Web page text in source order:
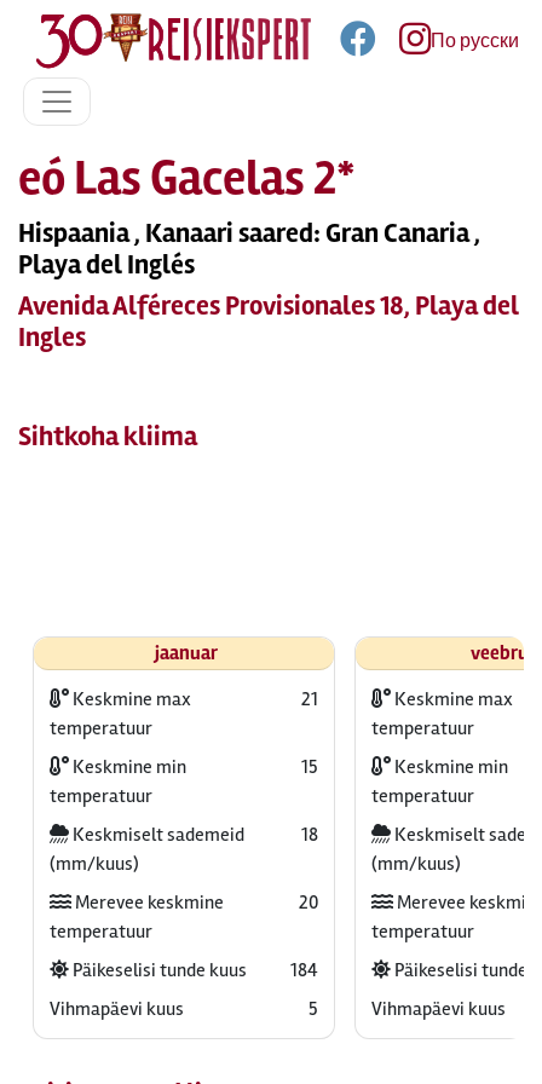
По русски
eó Las Gacelas 2*
Hispaania , Kanaari saared: Gran Canaria ,
Playa del Inglés
Avenida Alféreces Provisionales 18, Playa del
Ingles
Sihtkoha kliima
jaanuar
Keskmine max
temperatuur
21
Keskmine min
temperatuur
15
Keskmiselt sademeid
(mm/kuus)
18
Merevee keskmine
temperatuur
20
Päikeselisi tunde kuus
184
Vihmapäevi kuus
5
Keskmine max
temperatuur
Keskmine min
temperatuur
Keskmiselt
(mm/kuus)
Merevee
temperatuur
Päikeselisi tunde
Vihmapäevi kuus